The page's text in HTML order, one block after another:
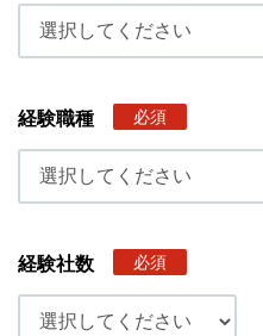
経験職種 必須
経験社数 必須